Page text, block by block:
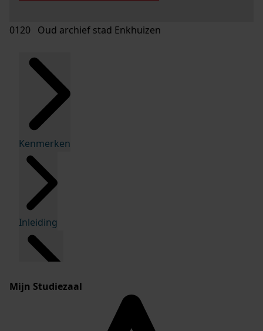
0120 Oud archief stad Enkhuizen
Kenmerken
Inleiding
Mijn Studiezaal